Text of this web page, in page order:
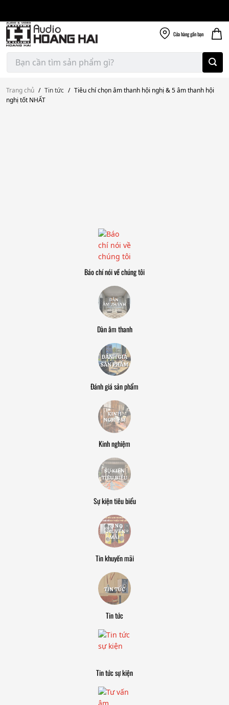
content
Cửa hànggần bạn
Tìm
kiếm:
Trang chủ / Tin tức / Tiêu chí chọn âm thanh hội nghị & 5 âm thanh hội
nghị tốt NHẤT
Báo chí nói về chúng tôi
Dàn âm thanh
Đánh giá sản phẩm
Kinh nghiệm
Sự kiện tiêu biểu
Tin khuyến mãi
Tin tức
Tin tức sự kiện